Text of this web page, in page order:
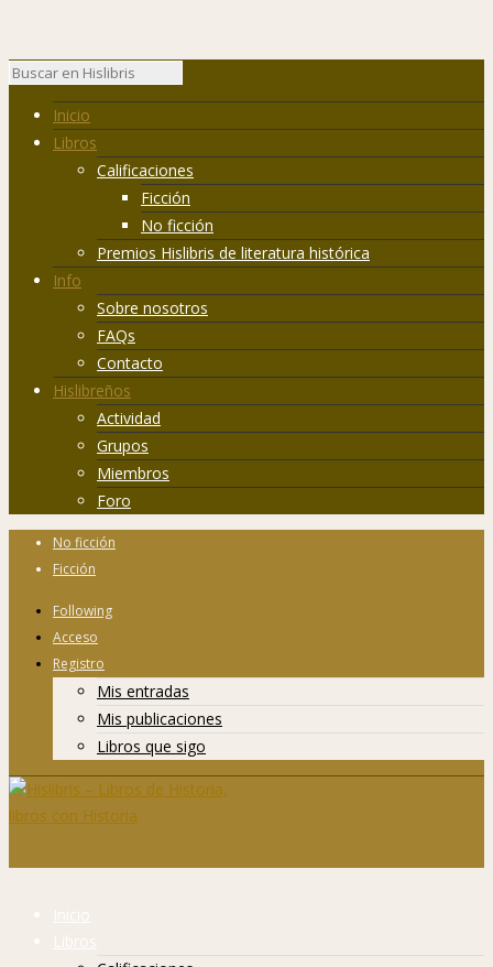
Inicio
Libros
Calificaciones
Ficción
No ficción
Premios Hislibris de literatura histórica
Info
Sobre nosotros
FAQs
Contacto
Hislibreños
Actividad
Grupos
Miembros
Foro
No ficción
Ficción
Following
Acceso
Registro
Mis entradas
Mis publicaciones
Libros que sigo
Inicio
Libros